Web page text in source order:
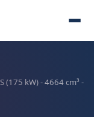
(175 kW) - 4664 cm³ -